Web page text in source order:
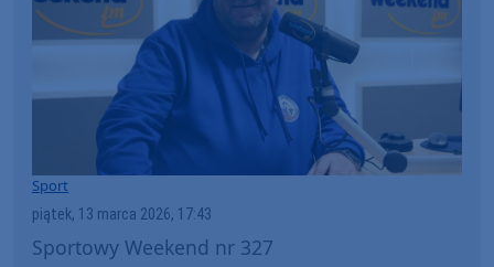
Sport
piątek, 13 marca 2026, 17:43
Sportowy Weekend nr 327